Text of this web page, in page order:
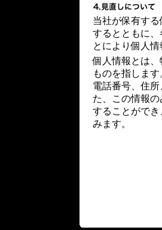
当社が保有す
するとともに
とにより個人
個人情報とは
ものを指しま
電話番号、住
た、この情報
することがで
みます。